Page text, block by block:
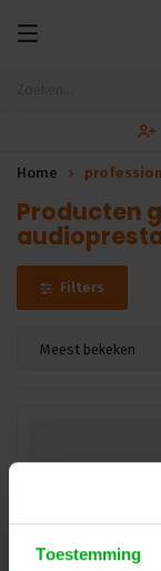
Toestemming
Home
Producten
Filters
Meest bekeken